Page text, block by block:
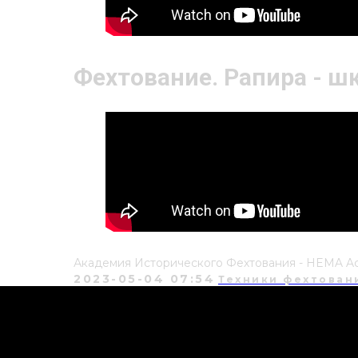
Фехтование. Рапира -
Академия Исторического Фехтования - HEMA
2023-05-04 07:54 Техники